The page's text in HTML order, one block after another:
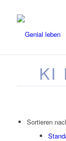
KI
Sortieren